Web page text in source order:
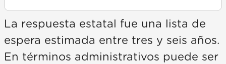
La respuesta estatal fue una lista de
espera estimada entre tres y seis años.
En términos administrativos puede ser